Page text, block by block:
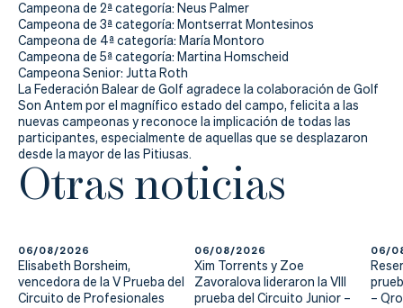
Campeona de 2ª categoría: Neus Palmer
Campeona de 3ª categoría: Montserrat Montesinos
Campeona de 4ª categoría: María Montoro
Campeona de 5ª categoría: Martina Homscheid
Campeona Senior: Jutta Roth
La Federación Balear de Golf agradece la colaboración de Golf
Son Antem por el magnífico estado del campo, felicita a las
nuevas campeonas y reconoce la implicación de todas las
participantes, especialmente de aquellas que se desplazaron
desde la mayor de las Pitiusas.
Otras noticias
06/08/2026
Elisabeth Borsheim,
vencedora de la V Prueba del
Circuito de Profesionales
06/08/2026
Xim Torrents y Zoe
Zavoralova lideraron la VIII
prueba del Circuito Junior –
06/
–